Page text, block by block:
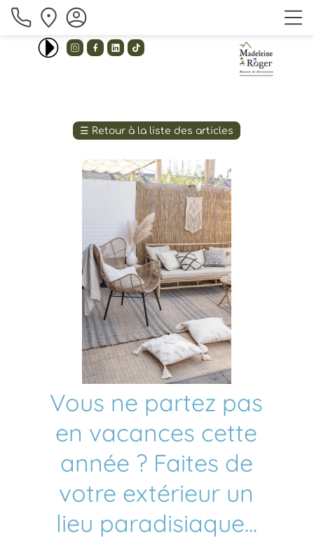
_ unison _  Emilee flood - I love you baby(remix) 
   
☰ Retour à la liste des articles
Vous ne partez pas
en vacances cette
année ? Faites de
votre extérieur un
lieu paradisiaque...